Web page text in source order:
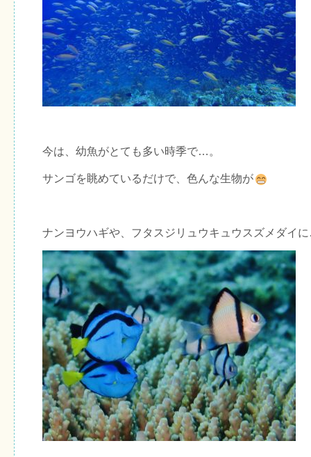
今は、幼魚がとても多い時季で…。
サンゴを眺めているだけで、色んな生物が
ナンヨウハギや、フタスジリュウキュウスズメダイ